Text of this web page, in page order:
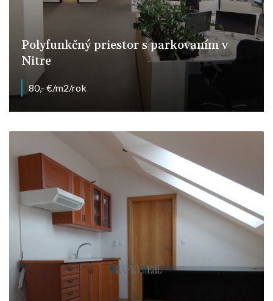
Polyfunkčný priestor s parkovaním v
Nitre
80,- €/m2/rok